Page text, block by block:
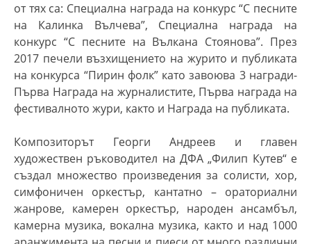
от тях са: Специална награда на конкурс “С песните
на Калинка Вълчева”, Специална награда на
конкурс “С песните на Вълкана Стоянова”. През
2017 печели възхищението на журито и публиката
на конкурса “Пирин фолк” като завоюва 3 награди-
Първа Награда на журналистите, Първа награда на
фестивалното жури, както и Награда на публиката.
Композиторът Георги Андреев и главен
художествен ръководител на ДФА „Филип Кутев“ е
създал множество произведения за солисти, хор,
симфоничен оркестър, кантатно – ораториални
жанрове, камерен оркестър, народен ансамбъл,
камерна музика, вокална музика, както и над 1000